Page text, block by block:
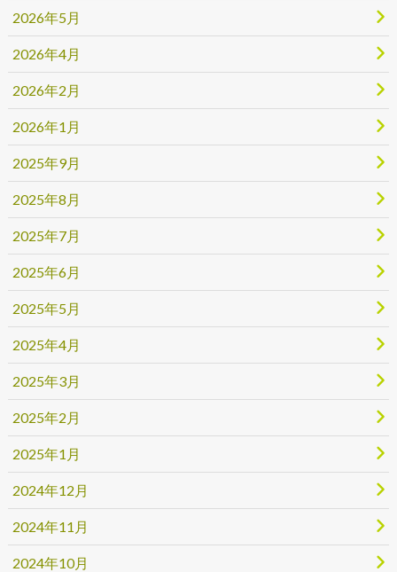
2026年5月
2026年4月
2026年2月
2026年1月
2025年9月
2025年8月
2025年7月
2025年6月
2025年5月
2025年4月
2025年3月
2025年2月
2025年1月
2024年12月
2024年11月
2024年10月